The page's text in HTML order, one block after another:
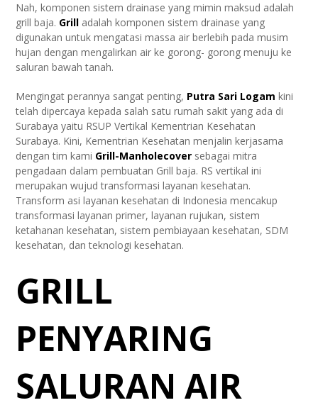
Nah, komponen sistem drainase yang mimin maksud adalah
grill baja. Grill adalah komponen sistem drainase yang
digunakan untuk mengatasi massa air berlebih pada musim
hujan dengan mengalirkan air ke gorong- gorong menuju ke
saluran bawah tanah.
Mengingat perannya sangat penting, Putra Sari Logam kini
telah dipercaya kepada salah satu rumah sakit yang ada di
Surabaya yaitu RSUP Vertikal Kementrian Kesehatan
Surabaya. Kini, Kementrian Kesehatan menjalin kerjasama
dengan tim kami Grill-Manholecover sebagai mitra
pengadaan dalam pembuatan Grill baja. RS vertikal ini
merupakan wujud transformasi layanan kesehatan.
Transform asi layanan kesehatan di Indonesia mencakup
transformasi layanan primer, layanan rujukan, sistem
ketahanan kesehatan, sistem pembiayaan kesehatan, SDM
kesehatan, dan teknologi kesehatan.
GRILL
PENYARING
SALURAN AIR